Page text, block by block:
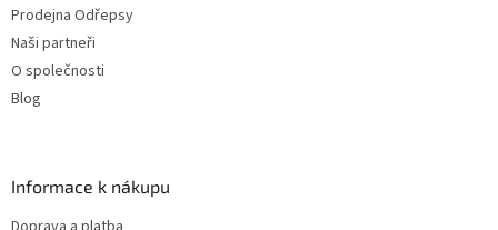
Prodejna Odřepsy
Naši partneři
O společnosti
Blog
Informace k nákupu